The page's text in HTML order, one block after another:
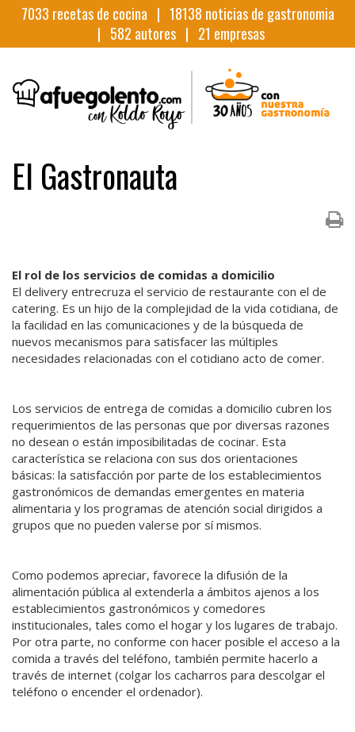
7033 recetas de cocina | 18138 noticias de gastronomia
| 582 autores | 21 empresas
El Gastronauta
El rol de los servicios de comidas a domicilio
El delivery entrecruza el servicio de restaurante con el de
catering. Es un hijo de la complejidad de la vida cotidiana, de
la facilidad en las comunicaciones y de la búsqueda de
nuevos mecanismos para satisfacer las múltiples
necesidades relacionadas con el cotidiano acto de comer.
Los servicios de entrega de comidas a domicilio cubren los
requerimientos de las personas que por diversas razones
no desean o están imposibilitadas de cocinar. Esta
característica se relaciona con sus dos orientaciones
básicas: la satisfacción por parte de los establecimientos
gastronómicos de demandas emergentes en materia
alimentaria y los programas de atención social dirigidos a
grupos que no pueden valerse por sí mismos.
Como podemos apreciar, favorece la difusión de la
alimentación pública al extenderla a ámbitos ajenos a los
establecimientos gastronómicos y comedores
institucionales, tales como el hogar y los lugares de trabajo.
Por otra parte, no conforme con hacer posible el acceso a la
comida a través del teléfono, también permite hacerlo a
través de internet (colgar los cacharros para descolgar el
teléfono o encender el ordenador).